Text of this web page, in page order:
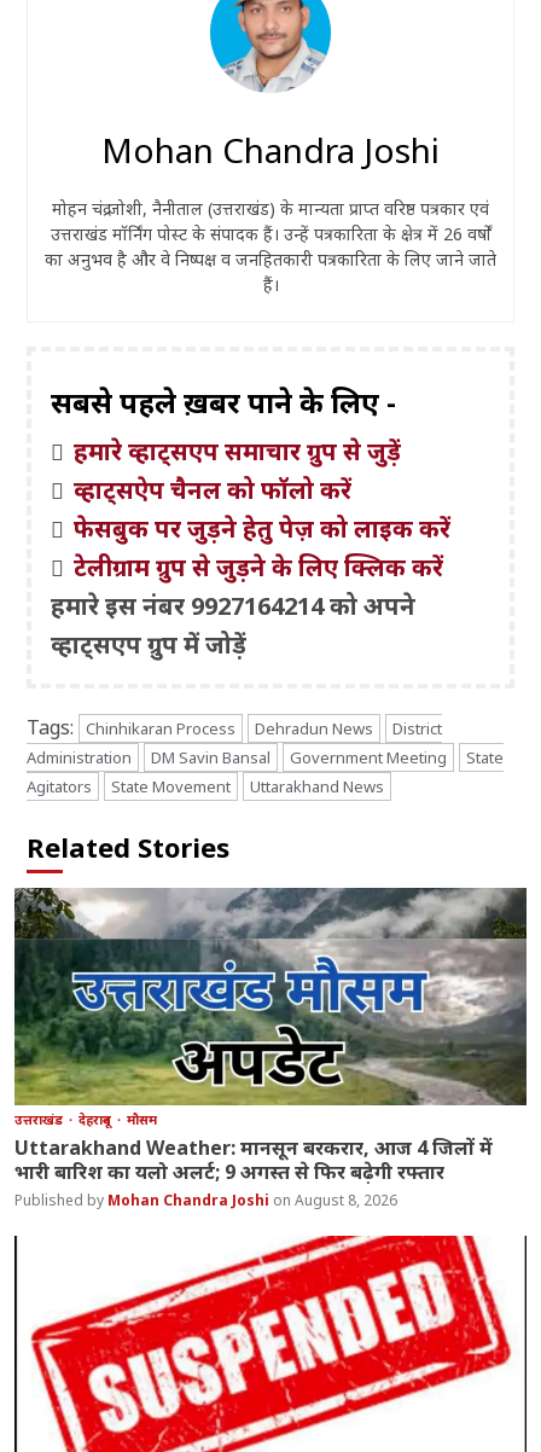
Mohan Chandra Joshi
मोहन चंद्र जोशी, नैनीताल (उत्तराखंड) के मान्यता प्राप्त वरिष्ठ पत्रकार एवं
उत्तराखंड मॉर्निंग पोस्ट के संपादक हैं। उन्हें पत्रकारिता के क्षेत्र में 26 वर्षों
का अनुभव है और वे निष्पक्ष व जनहितकारी पत्रकारिता के लिए जाने जाते
हैं।
सबसे पहले ख़बरें पाने के लिए -
हमारे व्हाट्सएप समाचार ग्रुप से जुड़ें
व्हाट्सऐप चैनल को फॉलो करें
फेसबुक पर जुड़ने हेतु पेज़ को लाइक करें
टेलीग्राम ग्रुप से जुड़ने के लिए क्लिक करें
हमारे इस नंबर 9927164214 को अपने
व्हाट्सएप ग्रुप में जोड़ें
Tags: Chinhikaran Process Dehradun News
District
Administration
DM Savin Bansal Government Meeting
State
Agitators
State Movement Uttarakhand News
Related Stories
उत्तराखंड देहरादून मौसम
Uttarakhand Weather: मानसून बरकरार, आज 4 जिलों में
भारी बारिश का यलो अलर्ट; 9 अगस्त से फिर बढ़ेगी रफ्तार
Mohan Chandra Joshi August 8, 2026